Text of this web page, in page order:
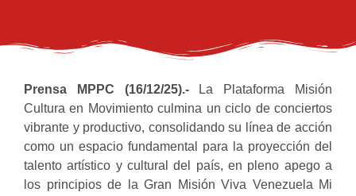
Prensa MPPC (16/12/25).-La Plataforma Misión
Cultura en Movimiento culmina un ciclo de conciertos
vibrante y productivo, consolidando su línea de acción
como un espacio fundamental para la proyección del
talento artístico y cultural del país, en pleno apego a
los principios de la Gran Misión Viva Venezuela Mi